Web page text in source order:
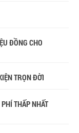
ĐỒNG CHO
TRỌN ĐỜI
THẤP NHẤT